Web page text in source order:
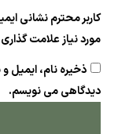
کاربر محترم نشانی
مورد نیاز علامت
ذخیره نام، ایمیل
دیدگاهی می نویسم.